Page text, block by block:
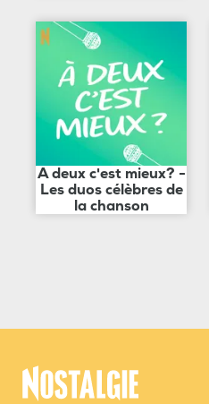
A deux c'est mieux? -
Les duos célèbres de
la chanson